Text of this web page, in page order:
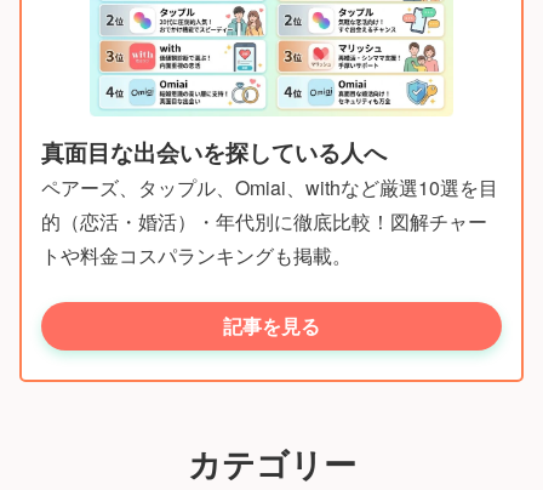
真面目な出会いを探している人へ
ペアーズ、タップル、Omiai、withなど厳選10選を目
的（恋活・婚活）・年代別に徹底比較！図解チャー
トや料金コスパランキングも掲載。
記事を見る
カテゴリー